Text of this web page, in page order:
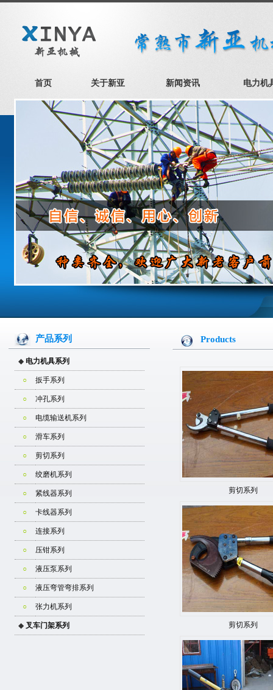
首页 关于新亚 新闻资讯 电力机
产品系列
◆ 电力机具系列
○ 扳手系列
○ 冲孔系列
○ 电缆输送机系列
○ 滑车系列
○ 剪切系列
○ 绞磨机系列
○ 紧线器系列
○ 卡线器系列
○ 连接系列
○ 压钳系列
○ 液压泵系列
○ 液压弯管弯排系列
○ 张力机系列
◆ 叉车门架系列
Products
剪切系列
剪切系列